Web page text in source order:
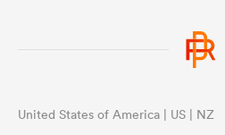
United States of America | US | NZ